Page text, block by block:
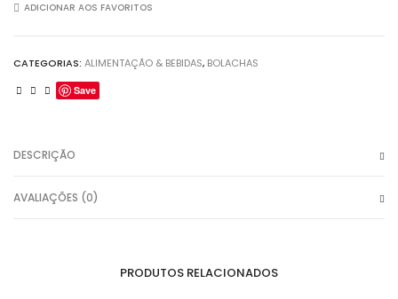
ADICIONAR AOS FAVORITOS
CATEGORIAS: ALIMENTAÇÃO & BEBIDAS, BOLACHAS
Save
DESCRIÇÃO
AVALIAÇÕES (0)
PRODUTOS RELACIONADOS